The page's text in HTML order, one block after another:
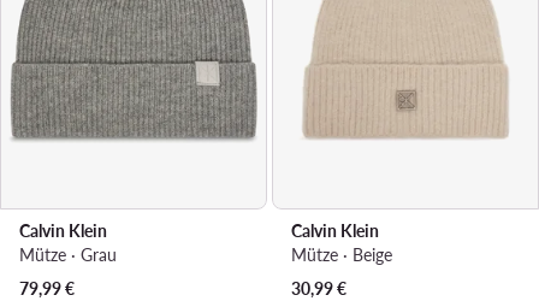
Calvin Klein
Mütze · Grau
79,99€
Calvin Klein
Mütze · Beige
Aktueller Preis
30,99€